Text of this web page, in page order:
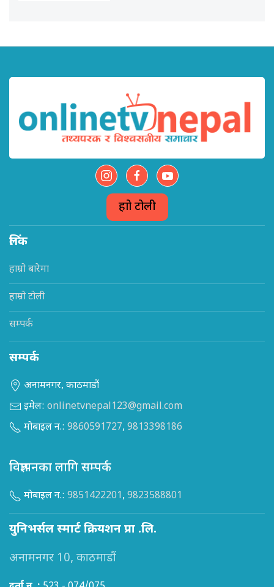
हाम्रो टोली
लिंक
हाम्रो बारेमा
हाम्रो टोली
सम्पर्क
सम्पर्क
अनामनगर, काठमाडौं
इमेल: onlinetvnepal123@gmail.com
मोबाइल न.: 9860591727, 9813398186
विज्ञापनका लागि सम्पर्क
मोबाइल न.: 9851422201, 9823588801
युनिभर्सल स्मार्ट क्रियशन प्रा .लि.
अनामनगर 10, काठमाडौं